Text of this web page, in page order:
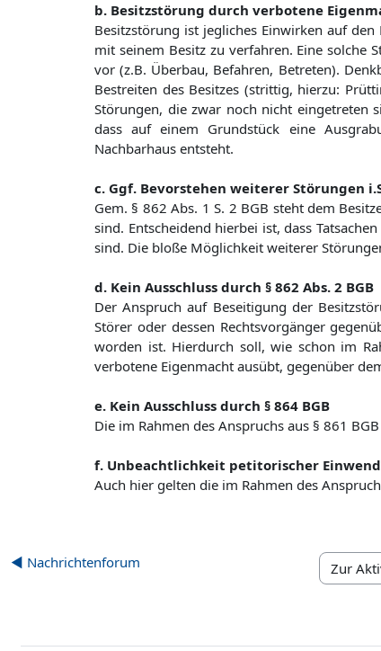
b. Besitzstörung durch verbotene
Besitzstörung ist jegliches Einwirken auf
mit seinem Besitz zu verfahren. Eine solche
vor (z.B. Überbau, Befahren, Betreten).
Bestreiten des Besitzes (strittig, hierzu:
Störungen, die zwar noch nicht eingetreten
dass auf einem Grundstück eine
Nachbarhaus entsteht.
c. Ggf. Bevorstehen weiterer Störungen
Gem. § 862 Abs. 1 S. 2 BGB steht dem
sind. Entscheidend hierbei ist, dass
sind. Die bloße Möglichkeit weiterer
d. Kein Ausschluss durch § 862 Abs. 2 BGB
Der Anspruch auf Beseitigung der
Störer oder dessen Rechtsvorgänger
worden ist. Hierdurch soll, wie schon im
verbotene Eigenmacht ausübt, gegenüber
e. Kein Ausschluss durch § 864 BGB
Die im Rahmen des Anspruchs aus § 861
f. Unbeachtlichkeit petitorischer
Auch hier gelten die im Rahmen des
◀︎ Nachrichtenforum
Zur